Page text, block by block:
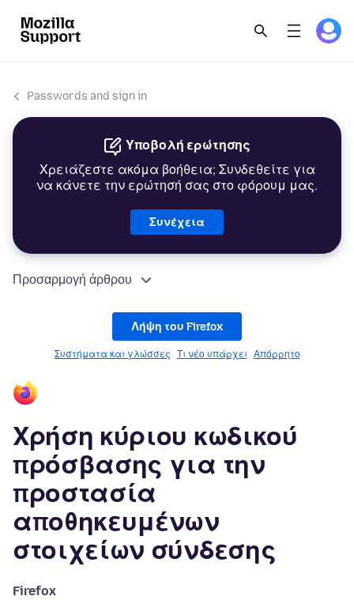
Passwords and sign in
Υποβολή ερώτησης
Χρειάζεστε ακόμα βοήθεια; Συνδεθείτε για
να κάνετε την ερώτησή σας στο φόρουμ μας.
Συνέχεια
Προσαρμογή άρθρου
Λήψη του Firefox
Συστήματα και γλώσσες Τι νέο υπάρχει Απόρρητο
Χρήση κύριου κωδικού
πρόσβασης για την
προστασία
αποθηκευμένων
στοιχείων σύνδεσης
Firefox